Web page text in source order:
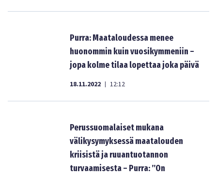
Purra: Maataloudessa menee
huonommin kuin vuosikymmeniin –
jopa kolme tilaa lopettaa joka päivä
18.11.2022 | 12:12
Perussuomalaiset mukana
välikysymyksessä maatalouden
kriisistä ja ruuantuotannon
turvaamisesta – Purra: ”On